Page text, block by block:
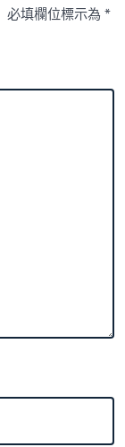
必填欄位標示為*